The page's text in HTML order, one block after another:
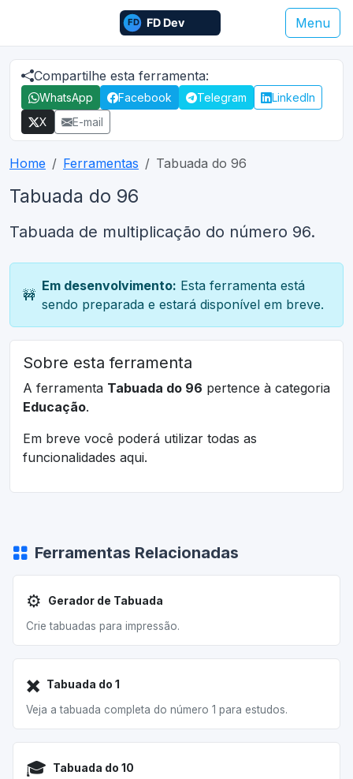
Menu
Compartilhe esta ferramenta:
WhatsApp Facebook Telegram
LinkedIn
X
E-mail
Home Ferramentas Tabuada do 96
Tabuada do 96
Tabuada de multiplicação do número 96.
🚧
Em desenvolvimento: Esta ferramenta está
sendo preparada e estará disponível em breve.
Sobre esta ferramenta
A ferramenta Tabuada do 96 pertence à categoria
Educação.
Em breve você poderá utilizar todas as
funcionalidades aqui.
Ferramentas Relacionadas
⚙️ Gerador de Tabuada
Crie tabuadas para impressão.
✖️ Tabuada do 1
Veja a tabuada completa do número 1 para estudos.
🎓 Tabuada do 10